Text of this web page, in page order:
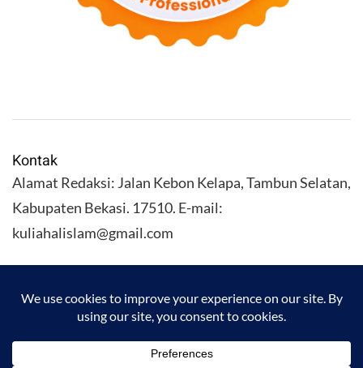
Kontak
Alamat Redaksi: Jalan Kebon Kelapa, Tambun Selatan,
Kabupaten Bekasi. 17510. E-mail:
kuliahalislam@gmail.com
KULIAHALISLAM.COM Copyright (C) 2026